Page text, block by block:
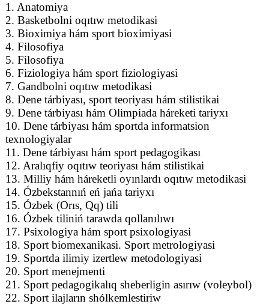
1. Anatomiya
2. Basketbolni oqıtıw metodikasi
3. Bioximiya hám sport bioximiyasi
4. Filosofiya
5. Filosofiya
6. Fiziologiya hám sport fiziologiyasi
7. Gandbolni oqıtıw metodikasi
8. Dene tárbiyası, sport teoriyası hám stilistikai
9. Dene tárbiyası hám Olimpiada háreketi tariyxı
10. Dene tárbiyası hám sportda informatsion
texnologiyalar
11. Dene tárbiyası hám sport pedagogikası
12. Aralıqfiy oqıtıw teoriyası hám stilistikai
13. Milliy hám háreketli oyınlardı oqıtıw metodikasi
14. Ózbekstannıń eń jańa tariyxı
15. Ózbek (Orıs, Qq) tili
16. Ózbek tiliniń tarawda qollanılıwı
17. Psixologiya hám sport psixologiyasi
18. Sport biomexanikasi. Sport metrologiyasi
19. Sportda ilimiy izertlew metodologiyasi
20. Sport menejmenti
21. Sport pedagogikalıq sheberligin asırıw (voleybol)
22. Sport ilajların shólkemlestiriw